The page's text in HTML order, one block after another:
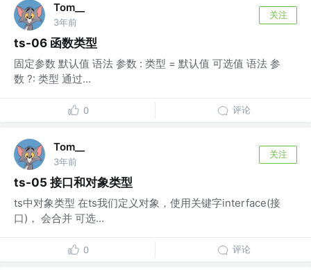
Tom__
3年前
关注
ts-06 函数类型
固定参数 默认值 语法 参数 : 类型 = 默认值 可选值 语法 参
数 ?: 类型 通过...
0 评论
Tom__
3年前
关注
ts-05 接口和对象类型
ts中对象类型 在ts我们定义对象，使用关键字interface(接
口)， 会合并 可选...
0 评论